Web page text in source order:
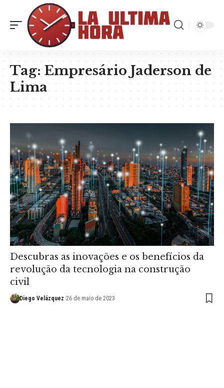
Tag:Empresário Jaderson de
Lima
Descubras as inovações e os benefícios da
revolução da tecnologia na construção
civil
Diego Velázquez 26 de maio de 2023